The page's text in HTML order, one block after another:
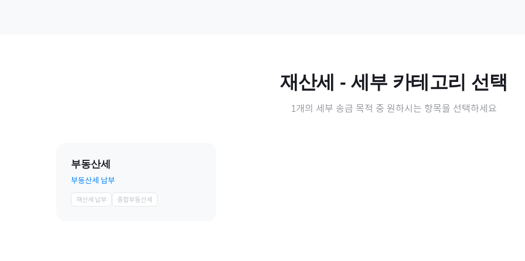
재산세 - 세부 카테고리 선택
1개의 세부 송금 목적 중 원하시는 항목을 선택하세요
부동산세
부동산세 납부
재산세 납부 종합부동산세